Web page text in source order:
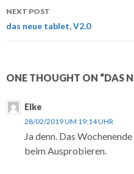
NEXT POST
das neue tablet, V2.0
ONE THOUGHT ON “DAS
Elke
28/02/2019 UM 19:14 UHR
Ja denn. Das
beim Ausprobieren.